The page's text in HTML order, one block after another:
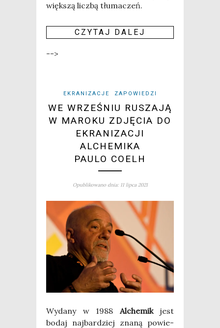
więk­szą licz­bą tłu­ma­czeń.
CZY­TAJ DALEJ
-->
EKRANIZACJE ZAPOWIEDZI
WE WRZEŚNIU RUSZAJĄ
W MAROKU ZDJĘCIA DO
EKRANIZACJI
ALCHEMIKA
PAULO COELH
Opublikowano dnia: 11 lipca 2021
Wyda­ny w 1988 Alche­mikjest
bodaj naj­bar­dziej zna­ną powie­